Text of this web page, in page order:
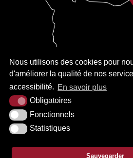
Nous utilisons des cookies pour
d'améliorer la qualité de nos
accessibilité. En savoir plus
Obligatoires
Fonctionnels
Statistiques
Sauvegarder
PLAN DU SITE MENTIONS